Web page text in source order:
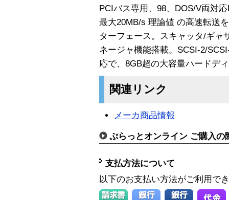
PCIバス専用、98、DOS/V両対
最大20MB/s 理論値 の高速転送
ターフェース。スキャッタ/ギャ
ネージャ機能搭載。SCSI-2/
応で、8GB超の大容量ハードデ
関連リンク
メーカ商品情報
ぷらっとオンライン ご購入の
支払方法について
以下のお支払い方法がご利用で